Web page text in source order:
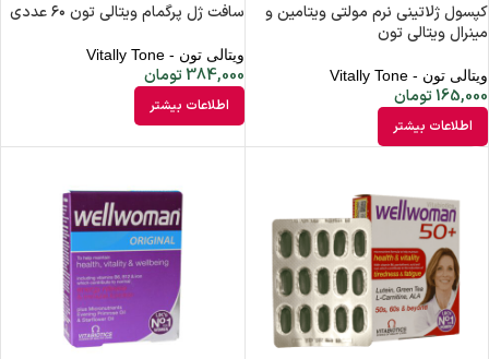
کپسول ژلاتینی نرم مولتی ویتامین و
مینرال ویتالی تون
ویتالی تون - Vitally Tone
165,000تومان
اطلاعات بیشتر
سافت ژل پرگمام ویتالی تون ۶۰ عددی
ویتالی تون - Vitally Tone
384,000 تومان
اطلاعات بیشتر